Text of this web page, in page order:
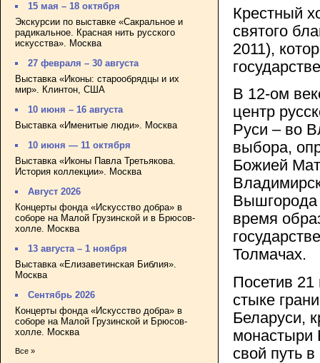
15 мая – 18 октября
Экскурсии по выставке «Сакральное и
радикальное. Красная нить русского
искусства». Москва
27 февраля – 30 августа
Выставка «Иконы: старообрядцы и их
мир». Клинтон, США
10 июня – 16 августа
Выставка «Именитые люди». Москва
10 июня — 11 октября
Выставка «Иконы Павла Третьякова.
История коллекции». Москва
Август 2026
Концерты фонда «Искусство добра» в
соборе на Малой Грузинской и в Брюсов-
холле. Москва
13 августа – 1 ноября
Выставка «Елизаветинская Библия».
Москва
Сентябрь 2026
Концерты фонда «Искусство добра» в
соборе на Малой Грузинской и Брюсов-
холле. Москва
Все »
Крестный
святого
2011),
В 12-ом
центр
Руси – во
выбора,
Божией
Вышгорода
время
Толмачах.
Посетив
стыке
Беларуси,
монастыри
свой путь